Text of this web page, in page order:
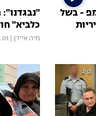
- בשל
כלביא"
מיה איידן 21:35